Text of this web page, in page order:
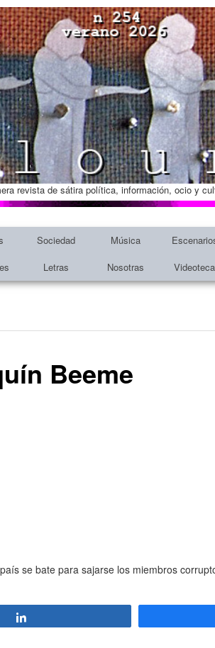
revista de sátira política, información, ocio y
Sociedad Música
Letras Nosotras Videoteca
Beeme
se bate para sajarse los miembros